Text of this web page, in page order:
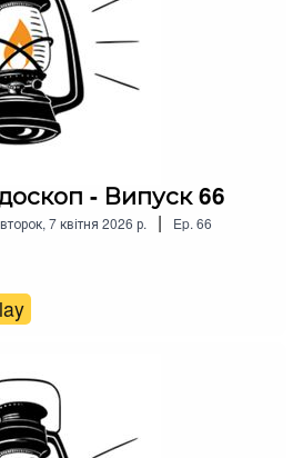
- Випуск 66
7 квітня 2026 р. | Ep. 66